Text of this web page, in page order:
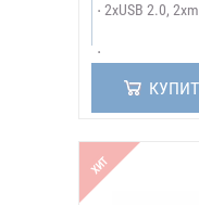
2xUSB 2.0,
ХИТ